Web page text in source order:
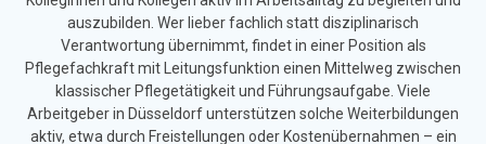
auszubilden. Wer lieber fachlich statt disziplinarisch
Verantwortung übernimmt, findet in einer Position als
Pflegefachkraft mit Leitungsfunktion einen Mittelweg zwischen
klassischer Pflegetätigkeit und Führungsaufgabe. Viele
Arbeitgeber in Düsseldorf unterstützen solche Weiterbildungen
aktiv, etwa durch Freistellungen oder Kostenübernahmen – ein